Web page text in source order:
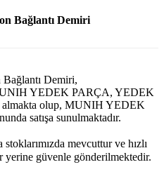
Bağlantı Demiri
Demiri,
YEDEK PARÇA, YEDEK
almakta olup, MUNIH YEDEK
satışa sunulmaktadır.
stoklarımızda mevcuttur ve hızlı
yerine güvenle gönderilmektedir.